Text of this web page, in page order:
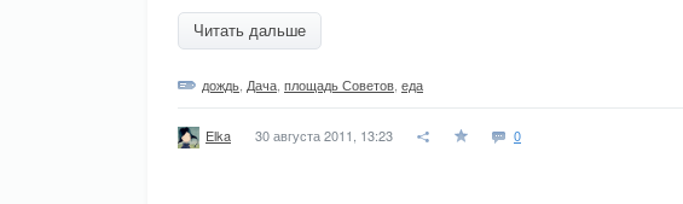
Читать дальше
дождь Дача площадь Советов еда
Elka 30 августа 2011, 13:23 0